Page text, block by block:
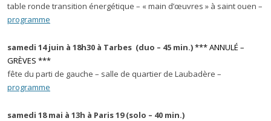
table ronde transition énergétique – « main d’œuvres » à saint ouen –
programme
samedi 14 juin à 18h30 à Tarbes (duo – 45 min.)*** ANNULÉ –
GRÈVES ***
fête du parti de gauche – salle de quartier de Laubadère –
programme
samedi 18 mai à 13h à Paris 19 (solo – 40 min.)